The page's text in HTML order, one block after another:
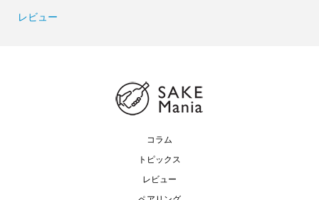
レビュー
コラム
トピックス
レビュー